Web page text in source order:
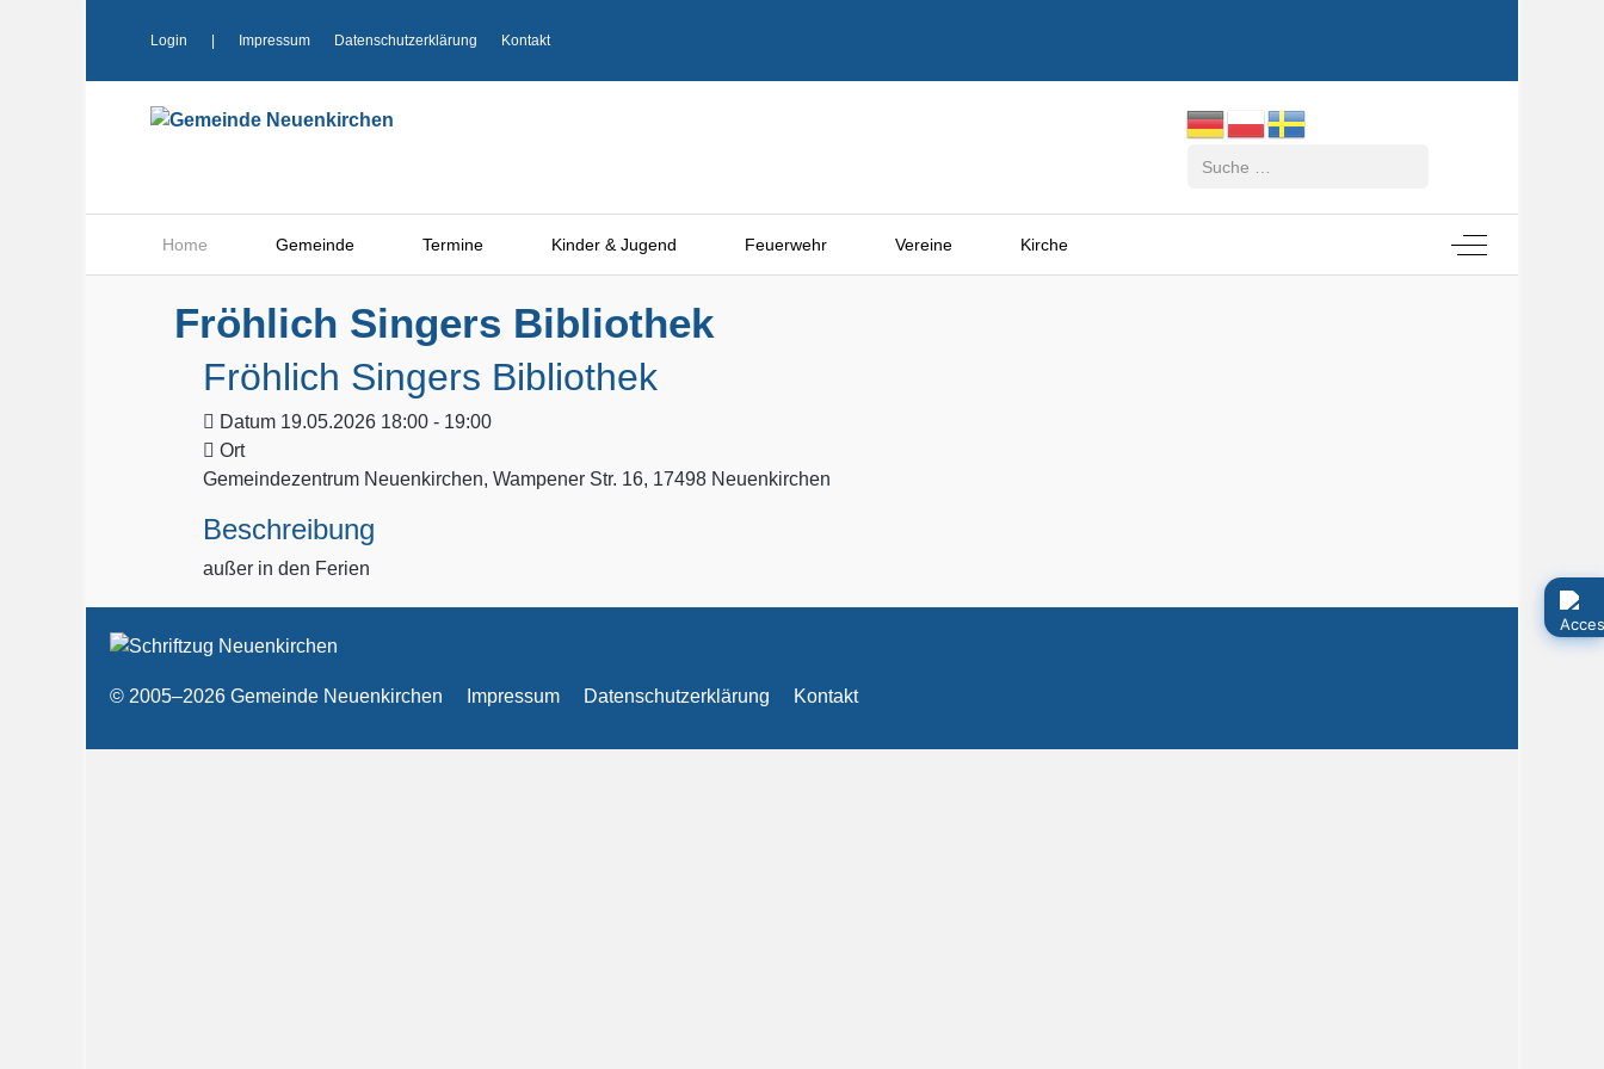
Login Impressum Datenschutzerklärung Kontakt
Home Gemeinde Termine Kinder & Jugend Feuerwehr Vereine Kirche Off-Canvas
Fröhlich Singers Bibliothek
Fröhlich Singers Bibliothek
Datum 19.05.2026 18:00 - 19:00
Ort
Gemeindezentrum Neuenkirchen, Wampener Str. 16, 17498 Neuenkirchen
Beschreibung
außer in den Ferien
© 2005–2026 Gemeinde Neuenkirchen Impressum Datenschutzerklärung Kontakt